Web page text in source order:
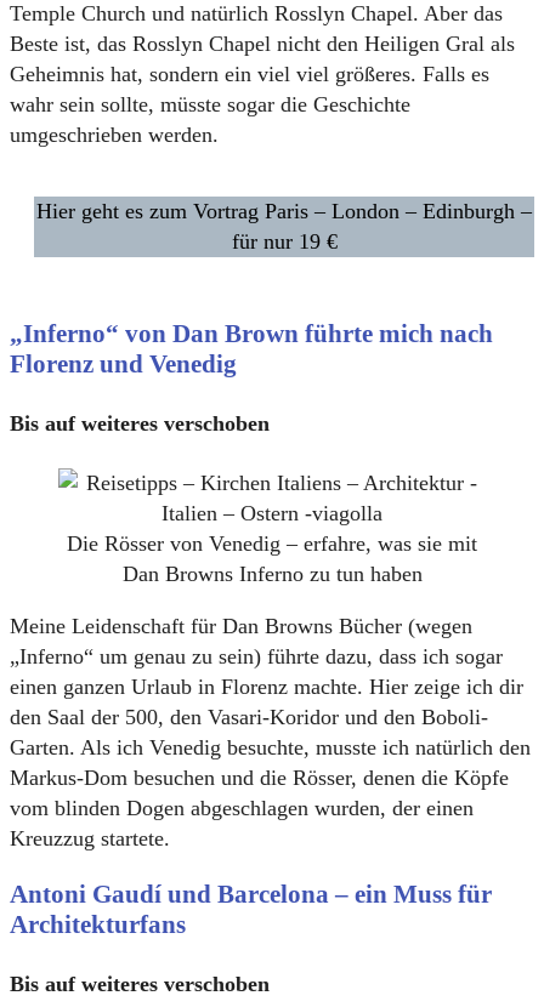
Temple Church und natürlich Rosslyn Chapel. Aber das
Beste ist, das Rosslyn Chapel nicht den Heiligen Gral als
Geheimnis hat, sondern ein viel viel größeres. Falls es
wahr sein sollte, müsste sogar die Geschichte
umgeschrieben werden.
Hier geht es zum Vortrag Paris – London – Edinburgh –
für nur 19 €
„Inferno“ von Dan Brown führte mich nach
Florenz und Venedig
Bis auf weiteres verschoben
Die Rösser von Venedig – erfahre, was sie mit
Dan Browns Inferno zu tun haben
Meine Leidenschaft für Dan Browns Bücher (wegen
„Inferno“ um genau zu sein) führte dazu, dass ich sogar
einen ganzen Urlaub in Florenz machte. Hier zeige ich dir
den Saal der 500, den Vasari-Koridor und den Boboli-
Garten. Als ich Venedig besuchte, musste ich natürlich den
Markus-Dom besuchen und die Rösser, denen die Köpfe
vom blinden Dogen abgeschlagen wurden, der einen
Kreuzzug startete.
Antoni Gaudí und Barcelona – ein Muss für
Architekturfans
Bis auf weiteres verschoben